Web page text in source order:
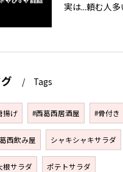
実は...頼む人
Tags
揚げ #西葛西居酒屋 #骨付き
西飲み屋 シャキシャキサラダ
根サラダ ポテトサラダ